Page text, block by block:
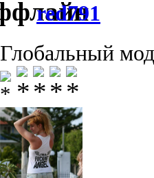
red791
Глобальный